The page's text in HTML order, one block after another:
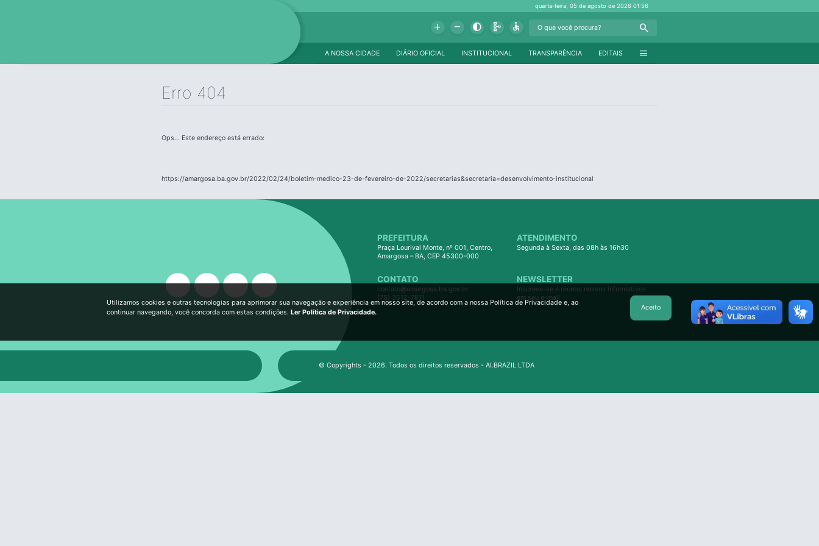
quarta-feira, 05 de agosto de 202601:56
Add Remove Contrast Schema Accessible Search
menu
EDITAIS
TRANSPARÊNCIA
INSTITUCIONAL
DIÁRIO OFICIAL
A NOSSA CIDADE
Erro 404
Ops... Este endereço está errado:
https://amargosa.ba.gov.br/2022/02/24/boletim-medico-23-de-fevereiro-de-2022/secretarias&secretaria=desenvolvimento-institucional
PREFEITURA
Praça Lourival Monte, nº 001, Centro,
Amargosa – BA, CEP 45300-000
ATENDIMENTO
Segunda à Sexta, das 08h às 16h30
CONTATO
contato@amargosa.ba.gov.br
(75) 3512-7811
NEWSLETTER
Inscreva-se e receba nossos informativos
em seu e-mail
© Copyrights - 2026. Todos os direitos reservados - AI.BRAZIL LTDA
Utilizamos cookies e outras tecnologias para aprimorar sua navegação e experiência em nosso site, de acordo com a nossa Política de Privacidade e, ao
continuar navegando, você concorda com estas condições. Ler Política de Privacidade.
Aceito